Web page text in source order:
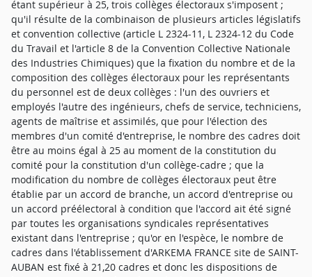
étant supérieur à 25, trois collèges électoraux s'imposent ;
qu'il résulte de la combinaison de plusieurs articles législatifs
et convention collective (article L 2324-11, L 2324-12 du Code
du Travail et l'article 8 de la Convention Collective Nationale
des Industries Chimiques) que la fixation du nombre et de la
composition des collèges électoraux pour les représentants
du personnel est de deux collèges : l'un des ouvriers et
employés l'autre des ingénieurs, chefs de service, techniciens,
agents de maîtrise et assimilés, que pour l'élection des
membres d'un comité d'entreprise, le nombre des cadres doit
être au moins égal à 25 au moment de la constitution du
comité pour la constitution d'un collège-cadre ; que la
modification du nombre de collèges électoraux peut être
établie par un accord de branche, un accord d'entreprise ou
un accord préélectoral à condition que l'accord ait été signé
par toutes les organisations syndicales représentatives
existant dans l'entreprise ; qu'or en l'espèce, le nombre de
cadres dans l'établissement d'ARKEMA FRANCE site de SAINT-
AUBAN est fixé à 21,20 cadres et donc les dispositions de